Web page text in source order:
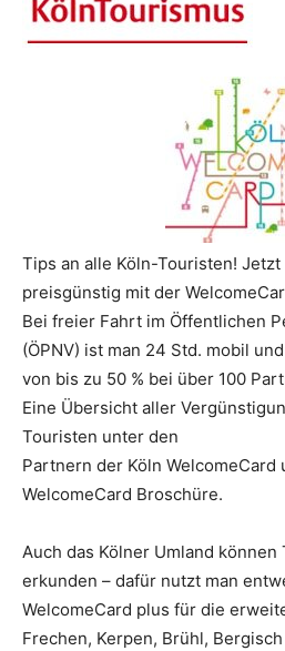
Tips an alle Köln-Touristen! Jetzt
preisgünstig mit der
Bei freier Fahrt im Öffentlichen
(ÖPNV) ist man 24 Std. mobil
von bis zu 50 % bei über 100
Eine Übersicht aller
Touristen unter den
Partnern der Köln WelcomeCard
WelcomeCard Broschüre.
Auch das Kölner Umland
erkunden – dafür nutzt man
WelcomeCard plus für die
Frechen, Kerpen, Brühl,